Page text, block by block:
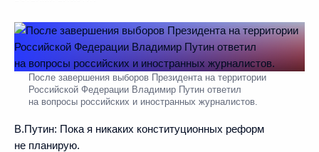
После завершения выборов Президента на территории
Российской Федерации Владимир Путин ответил
на вопросы российских и иностранных журналистов.
В.Путин: Пока я никаких конституционных реформ
не планирую.